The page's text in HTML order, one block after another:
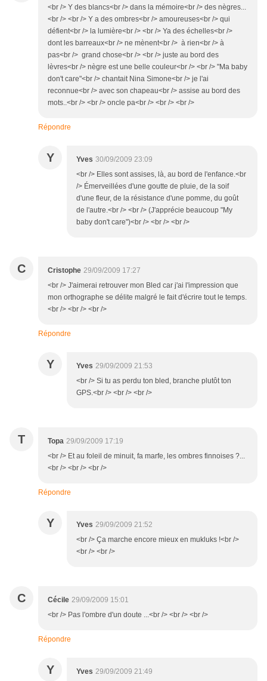
<br /> Y des blancs<br /> dans la mémoire<br /> des nègres...
<br /> <br /> Y a des ombres<br /> amoureuses<br /> qui
défient<br /> la lumière<br /> <br /> Ya des échelles<br />
dont les barreaux<br /> ne mènent<br /> à rien<br /> à
pas<br /> grand chose<br /> <br /> juste au bord des
lèvres<br /> nègre est une belle couleur<br /> <br /> "Ma baby
don't care"<br /> chantait Nina Simone<br /> je l'ai
reconnue<br /> avec son chapeau<br /> assise au bord des
mots..<br /> <br /> oncle pa<br /> <br /> <br />
Répondre
Y Yves 30/09/2009 23:09
<br /> Elles sont assises, là, au bord de l'enfance.<br
/> Émerveillées d'une goutte de pluie, de la soif
d'une fleur, de la résistance d'une pomme, du goût
de l'autre.<br /> <br /> (J'apprécie beaucoup "My
baby don't care")<br /> <br /> <br />
C Cristophe 29/09/2009 17:27
<br /> J'aimerai retrouver mon Bled car j'ai l'impression que
mon orthographe se délite malgré le fait d'écrire tout le temps.
<br /> <br /> <br />
Répondre
Y Yves 29/09/2009 21:53
<br /> Si tu as perdu ton bled, branche plutôt ton
GPS.<br /> <br /> <br />
T Topa 29/09/2009 17:19
<br /> Et au foleil de minuit, fa marfe, les ombres finnoises ?...
<br /> <br /> <br />
Répondre
Y Yves 29/09/2009 21:52
<br /> Ça marche encore mieux en mukluks !<br />
<br /> <br />
C Cécile 29/09/2009 15:01
<br /> Pas l'ombre d'un doute ...<br /> <br /> <br />
Répondre
Y Yves 29/09/2009 21:49